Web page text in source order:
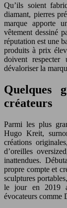
Qu’ils soient
diamant, pierres
marque apporte
vêtement dessiné
réputation est une
produits à prix
doivent
dévaloriser la
Quelques
créateurs
Parmi les plus
Hugo Kreit,
créations
d’oreilles
inattendues.
propre compte et
sculptures
le jour en 2019
évocateurs comme